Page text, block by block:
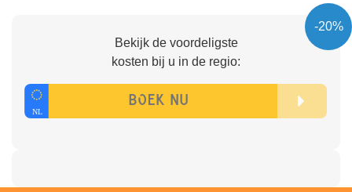
-20%
Bekijk de voordeligste
kosten bij u in de regio: